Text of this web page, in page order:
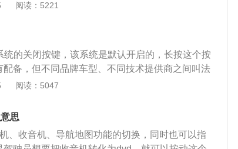
，打开制热功能后，发动机内的高温冷却液会流
、ac按键是空调压缩机的开关；2、max功能启动
，风机风量最大；3、ftont是前窗除霜开关；4、rea
阅读：5221
的关闭按键，该系统是默认开启的，长按这个按
备，但不同品牌车型、不同技术提供商之间叫法
VSC，日产叫VDC，宝马叫DSC等，虽然叫法
阈值后，电脑会认为车辆发生了侧滑或甩尾，会
，同时降低发动机输出扭矩以控制、避免车辆出现
成了防抱死系统、制动辅助系统、加速防滑控制
阅读：5047
思
、收音机、导航地图功能的切换，同时也可以指